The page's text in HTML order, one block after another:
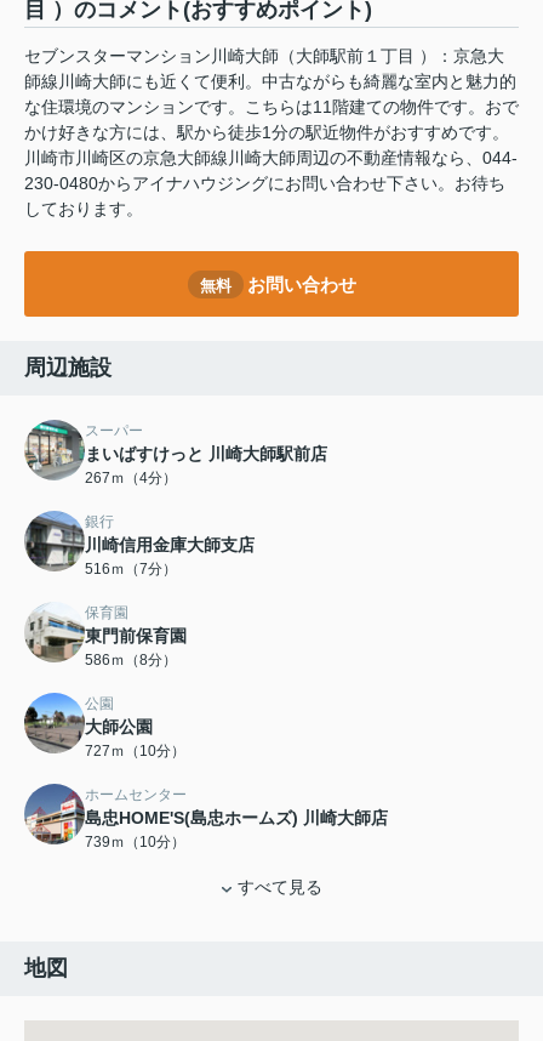
目 ）のコメント(おすすめポイント)
セブンスターマンション川崎大師（大師駅前１丁目 ）：京急大
師線川崎大師にも近くて便利。中古ながらも綺麗な室内と魅力的
な住環境のマンションです。こちらは11階建ての物件です。おで
かけ好きな方には、駅から徒歩1分の駅近物件がおすすめです。
川崎市川崎区の京急大師線川崎大師周辺の不動産情報なら、044-
230-0480からアイナハウジングにお問い合わせ下さい。お待ち
しております。
無料 お問い合わせ
周辺施設
スーパー
まいばすけっと 川崎大師駅前店
267ｍ（4分）
銀行
川崎信用金庫大師支店
516ｍ（7分）
保育園
東門前保育園
586ｍ（8分）
公園
大師公園
727ｍ（10分）
ホームセンター
島忠HOME'S(島忠ホームズ) 川崎大師店
739ｍ（10分）
すべて見る
地図